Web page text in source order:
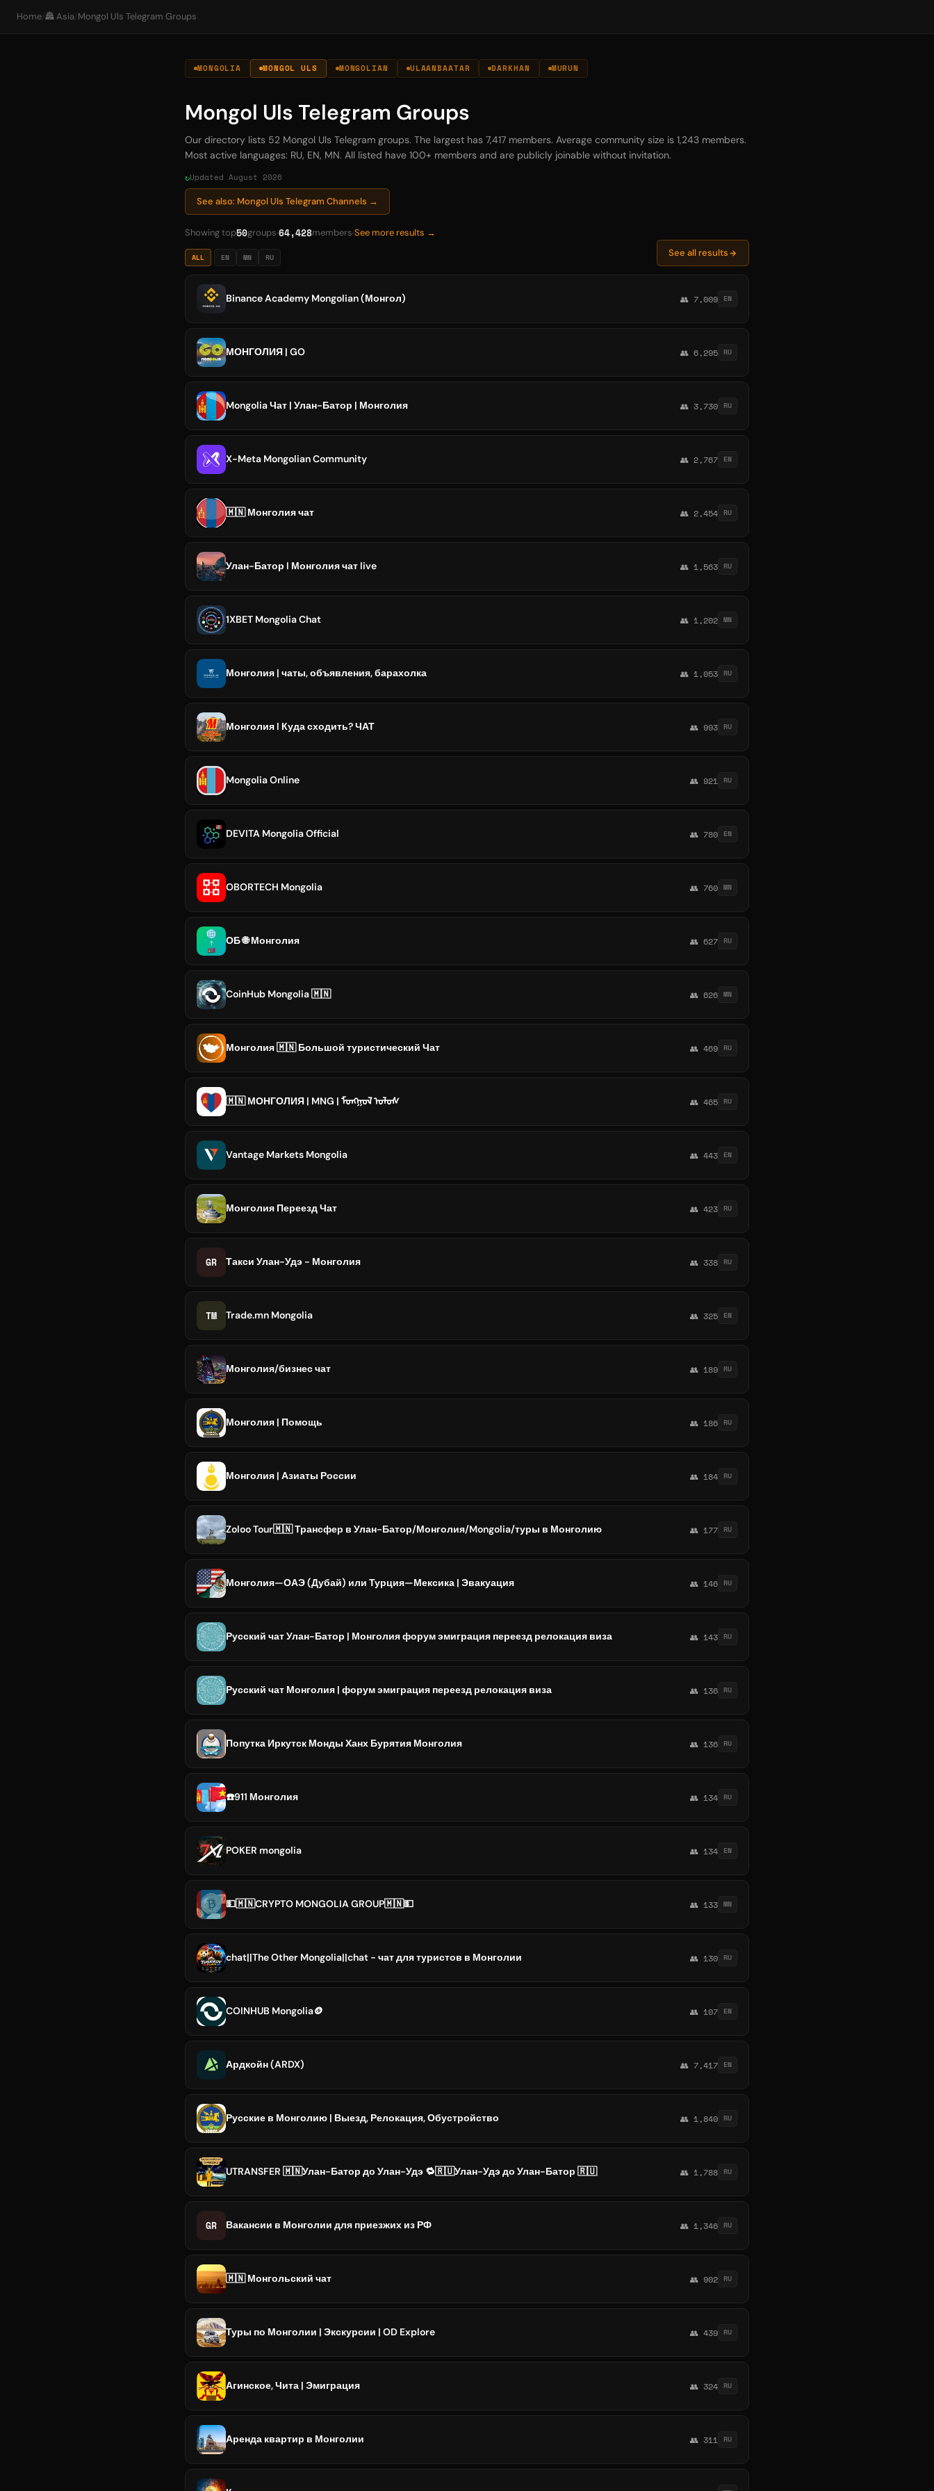
Home/🏯 Asia/ Mongol Uls Telegram Groups
MONGOLIA MONGOL ULS MONGOLIAN ULAANBAATAR DARKHAN MURUN
Mongol Uls Telegram Groups
Our directory lists 52 Mongol Uls Telegram groups. The largest has 7,417 members. Average community size is 1,243 members.
Most active languages: RU, EN, MN. All listed have 100+ members and are publicly joinable without invitation.
Updated August 2026
See also: Mongol Uls Telegram Channels →
Showing top50groups 64,428members See more results →
ALL EN MN RU See all results
Binance Academy Mongolian (Монгол) 👥 7,009 EN
МОНГОЛИЯ | GO 👥 6,295 RU
Mongolia Чат | Улан-Батор | Монголия 👥 3,730 RU
X-Meta Mongolian Community 👥 2,767 EN
🇲🇳 Монголия чат 👥 2,454 RU
Улан-Батор l Монголия чат live 👥 1,563 RU
1XBET Mongolia Chat 👥 1,202 MN
Монголия | чаты, объявления, барахолка 👥 1,053 RU
Монголия l Куда сходить? ЧАТ 👥 993 RU
Mongolia Online 👥 921 RU
DEVITA Mongolia Official 👥 780 EN
OBORTECH Mongolia 👥 760 MN
ОБ 🌐 Монголия 👥 627 RU
CoinHub Mongolia 🇲🇳 👥 626 MN
Монголия 🇲🇳 Большой туристический Чат 👥 469 RU
🇲🇳 МОНГОЛИЯ | MNG | ᠮᠤᠩᠭᠤᠯ ᠤᠯᠤᠰ 👥 465 RU
Vantage Markets Mongolia 👥 443 EN
Монголия Переезд Чат 👥 423 RU
GR Такси Улан-Удэ - Монголия 👥 338 RU
TM Trade.mn Mongolia 👥 325 EN
Монголия/бизнес чат 👥 189 RU
Монголия | Помощь 👥 186 RU
Монголия | Азиаты России 👥 184 RU
Zoloo Tour🇲🇳 Трансфер в Улан-Батор/Монголия/Mongolia/туры в Монголию 👥 177 RU
Монголия—ОАЭ (Дубай) или Турция—Мексика | Эвакуация 👥 146 RU
Русский чат Улан-Батор | Монголия форум эмиграция переезд релокация виза 👥 143 RU
Русский чат Монголия | форум эмиграция переезд релокация виза 👥 136 RU
Попутка Иркутск Монды Ханх Бурятия Монголия 👥 136 RU
☎️911 Монголия 👥 134 RU
POKER mongolia 👥 134 EN
💵🇲🇳CRYPTO MONGOLIA GROUP🇲🇳💵 👥 133 MN
chat||The Other Mongolia||chat - чат для туристов в Монголии 👥 130 RU
COINHUB Mongolia🪙 👥 107 EN
Ардкойн (ARDX) 👥 7,417 EN
Русские в Монголию | Выезд, Релокация, Обустройство 👥 1,840 RU
UTRANSFER 🇲🇳Улан-Батор до Улан-Удэ 🔁🇷🇺Улан-Удэ до Улан-Батор 🇷🇺 👥 1,788 RU
GR Вакансии в Монголии для приезжих из РФ 👥 1,346 RU
🇲🇳 Монгольский чат 👥 902 RU
Туры по Монголии | Экскурсии | OD Explore 👥 439 RU
Агинское, Чита | Эмиграция 👥 324 RU
Аренда квартир в Монголии 👥 311 RU